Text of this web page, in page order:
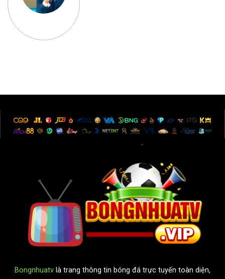
Bongnhuatv là trang thông tin bóng đá trực tuyến toàn diện,